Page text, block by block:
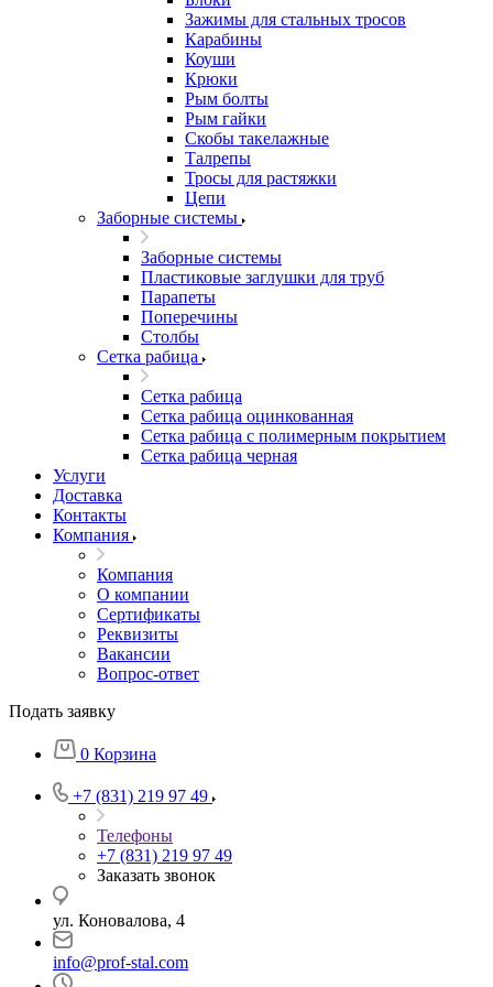
Зажимы для стальных тросов
Карабины
Коуши
Крюки
Рым болты
Рым гайки
Скобы такелажные
Талрепы
Тросы для растяжки
Цепи
Заборные системы
Заборные системы
Пластиковые заглушки для труб
Парапеты
Поперечины
Столбы
Сетка рабица
Сетка рабица
Сетка рабица оцинкованная
Сетка рабица с полимерным покрытием
Сетка рабица черная
Услуги
Доставка
Контакты
Компания
Компания
О компании
Сертификаты
Реквизиты
Вакансии
Вопрос-ответ
Подать заявку
0 Корзина
+7 (831) 219 97 49
Телефоны
+7 (831) 219 97 49
Заказать звонок
ул. Коновалова, 4
info@prof-stal.com